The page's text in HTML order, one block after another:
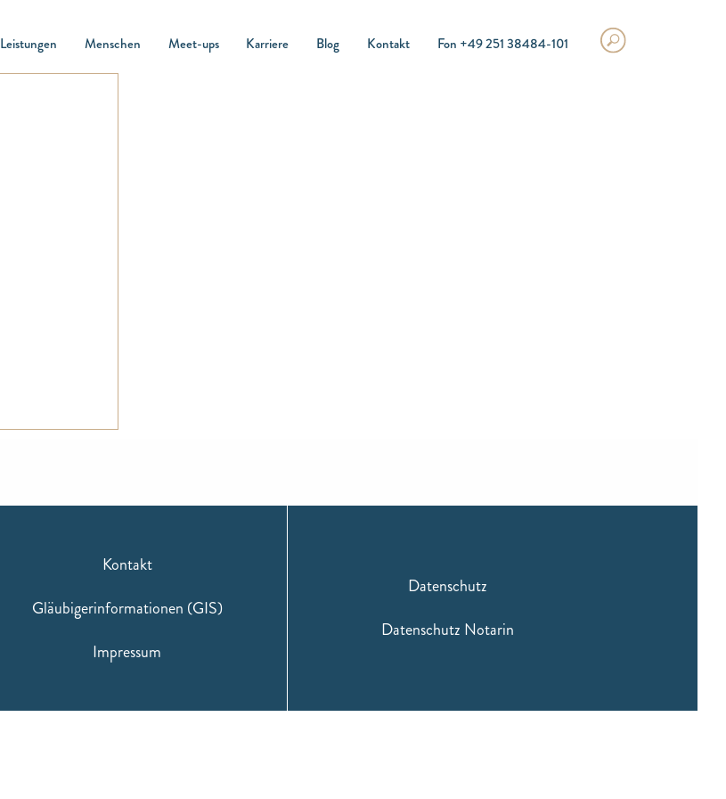
Leistungen Menschen Meet-ups Karriere Blog Kontakt Fon +49 251 38484-101
Kontakt
Gläubigerinformationen (GIS)
Impressum
Datenschutz
Datenschutz Notarin